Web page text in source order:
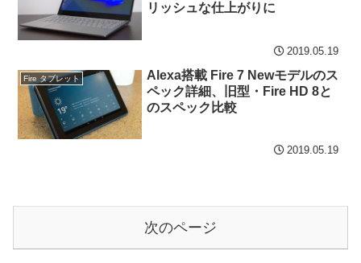
リッシュな仕上がりに
2019.05.19
Fire タブレット
Alexa搭載 Fire 7 Newモデルのス
ペック詳細、旧型・Fire HD 8と
のスペック比較
2019.05.19
次のページ